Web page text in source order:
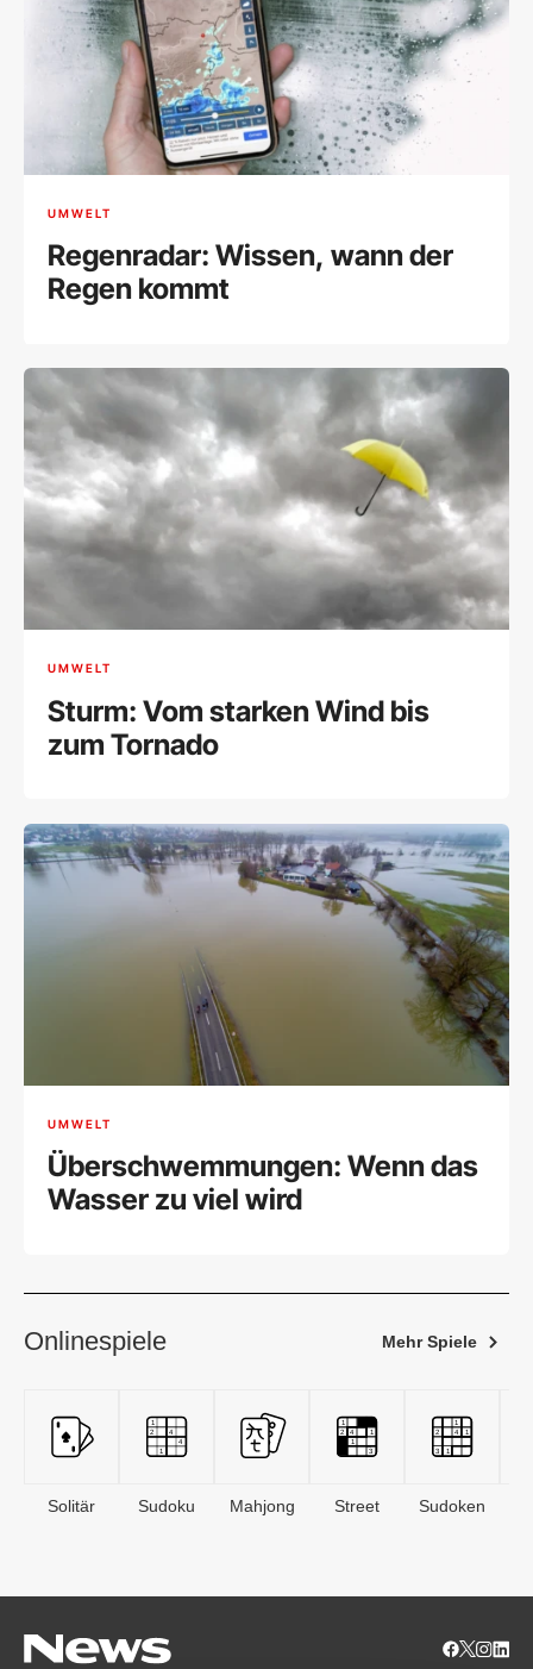
UMWELT
Regenradar: Wissen, wann der
Regen kommt
UMWELT
Sturm: Vom starken Wind bis
zum Tornado
UMWELT
Überschwemmungen: Wenn das
Wasser zu viel wird
Onlinespiele Mehr Spiele
Solitär Sudoku Mahjong Street Sudoken